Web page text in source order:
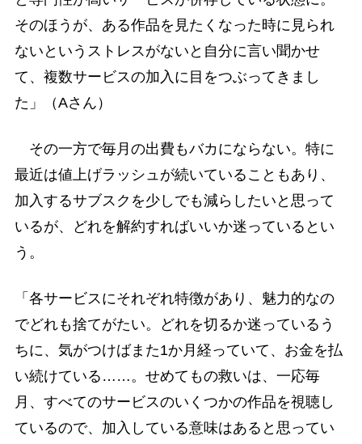
そのほうが、ある作品を見たくなった時に見られ
ないというストレスがないと自分に言い聞かせ
て、複数サービスの加入に目をつぶってきまし
た」（Aさん）
その一方で毎月の出費もバカにならない。特に
最近は値上げラッシュが続いていることもあり、
加入するサブスクを少しでも減らしたいと思って
いるが、どれを解約すればいいか迷っているとい
う。
「各サービスにそれぞれ特徴があり、魅力的なの
でどれも捨てがたい。どれを切るか迷っているう
ちに、気がつけばまた1か月経っていて、お金を払
い続けている……。せめてもの救いは、一応毎
月、すべてのサービスのいくつかの作品を視聴し
ているので、加入している意味はあると思ってい